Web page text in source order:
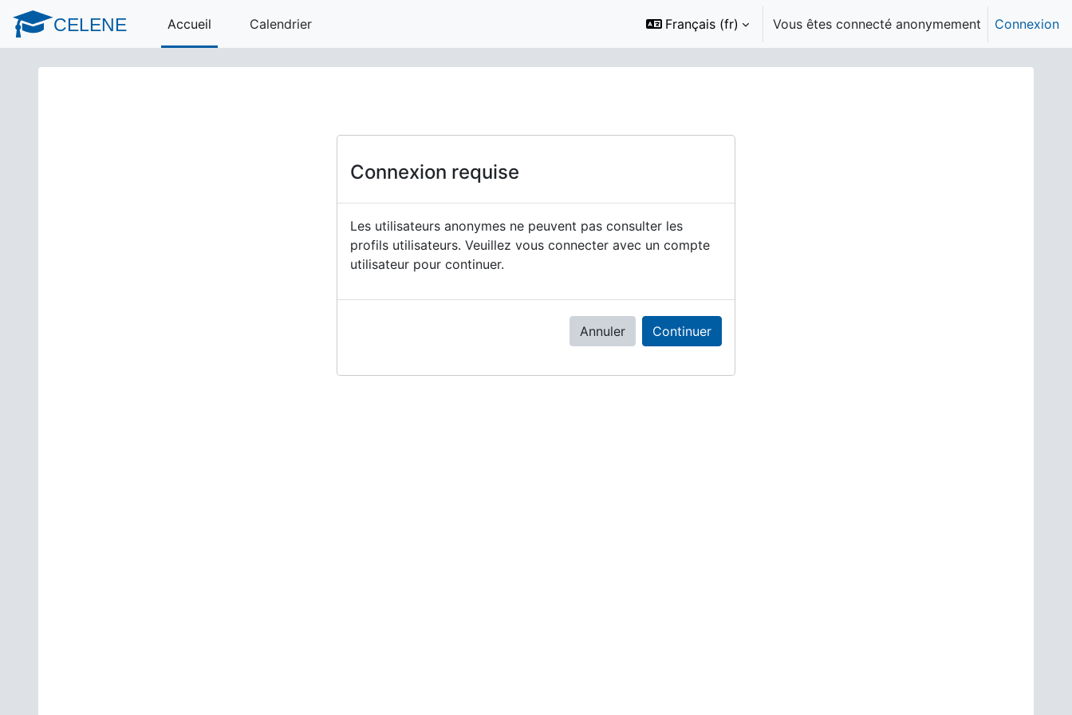
Passer au contenu principal
CELENE Accueil Calendrier Français ‎(fr)‎ Vous êtes connecté anonymement Connexion
Connexion requise
Les utilisateurs anonymes ne peuvent pas consulter les
profils utilisateurs. Veuillez vous connecter avec un compte
utilisateur pour continuer.
Annuler Continuer